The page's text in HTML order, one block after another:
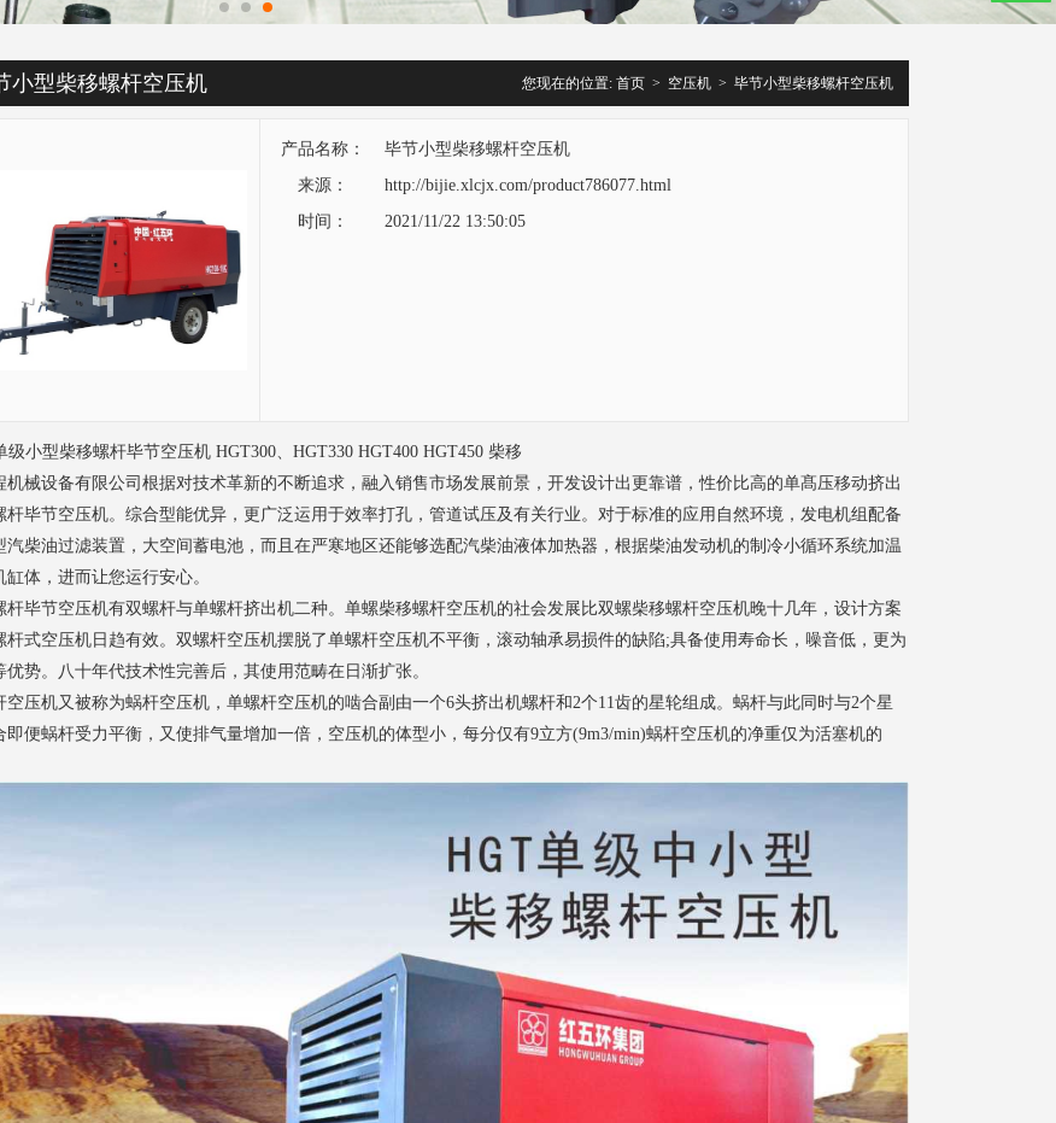
小型柴移螺杆空压机 您现在的位置: 首页 > 空压机 > 毕节小型柴移螺杆空压机
产品名称：
毕节小型柴移螺杆空压机
来源：
http://bijie.xlcjx.com/product786077.html
时间：
2021/11/22 13:50:05
级小型柴移螺杆毕节空压机 HGT300、HGT330 HGT400 HGT450 柴移
机械设备有限公司根据对技术革新的不断追求，融入销售市场发展前景，开发设计出更靠谱，性价比高的单髙压移动挤出
杆毕节空压机。综合型能优异，更广泛运用于效率打孔，管道试压及有关行业。对于标准的应用自然环境，发电机组配备
汽柴油过滤装置，大空间蓄电池，而且在严寒地区还能够选配汽柴油液体加热器，根据柴油发动机的制冷小循环系统加温
缸体，进而让您运行安心。
杆毕节空压机有双螺杆与单螺杆挤出机二种。单螺柴移螺杆空压机的社会发展比双螺柴移螺杆空压机晚十几年，设计方案
杆式空压机日趋有效。双螺杆空压机摆脱了单螺杆空压机不平衡，滚动轴承易损件的缺陷;具备使用寿命长，噪音低，更为
优势。八十年代技术性完善后，其使用范畴在日渐扩张。
空压机又被称为蜗杆空压机，单螺杆空压机的啮合副由一个6头挤出机螺杆和2个11齿的星轮组成。蜗杆与此同时与2个星
即便蜗杆受力平衡，又使排气量增加一倍，空压机的体型小，每分仅有9立方(9m3/min)蜗杆空压机的净重仅为活塞机的